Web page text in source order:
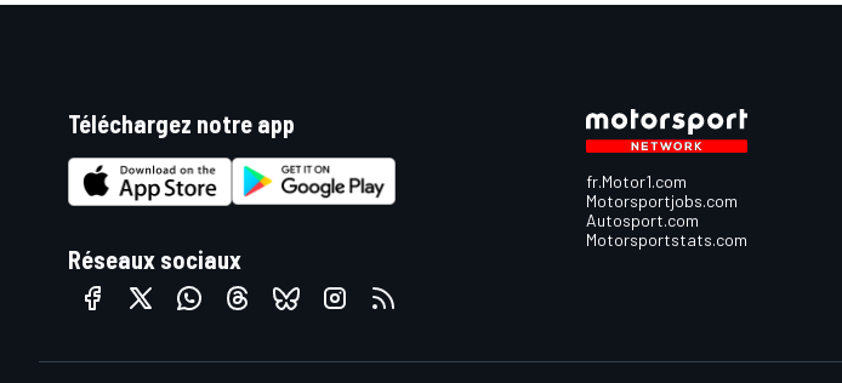
Téléchargez notre app
Réseaux sociaux
fr.Motor1.com
Motorsportjobs.com
Autosport.com
Motorsportstats.com